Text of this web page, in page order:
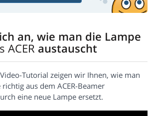
an, wie man die Lampe
ACER austauscht
Tutorial zeigen wir Ihnen, wie man
aus dem ACER-Beamer
eine neue Lampe ersetzt.